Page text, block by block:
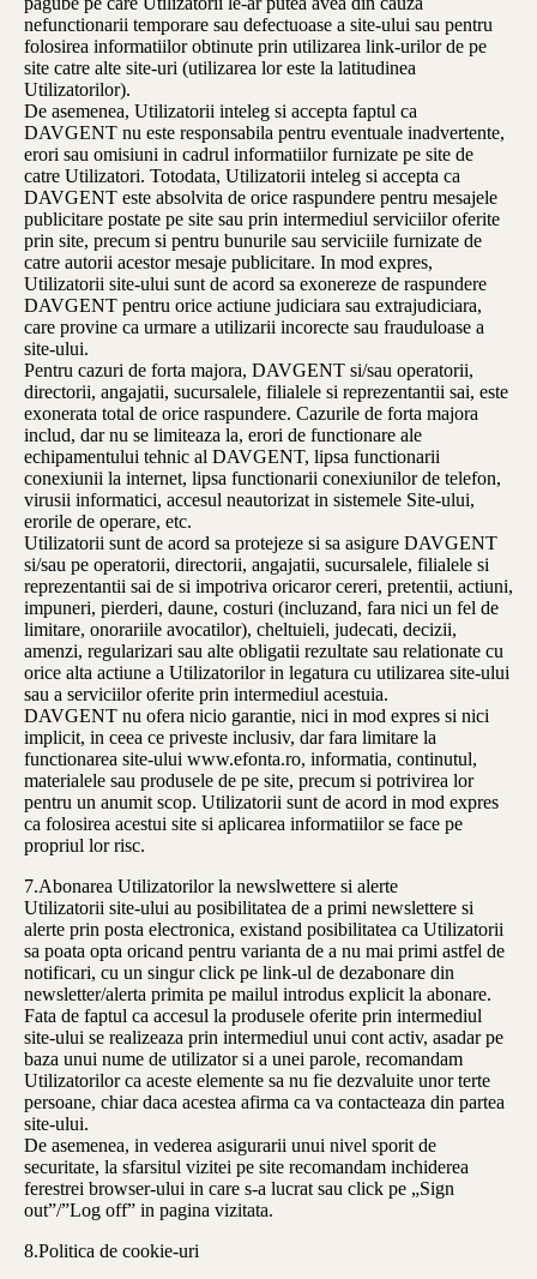
nefunctionarii temporare sau defectuoase a site-ului sau pentru
folosirea informatiilor obtinute prin utilizarea link-urilor de pe
site catre alte site-uri (utilizarea lor este la latitudinea
Utilizatorilor).
De asemenea, Utilizatorii inteleg si accepta faptul ca
DAVGENT nu este responsabila pentru eventuale inadvertente,
erori sau omisiuni in cadrul informatiilor furnizate pe site de
catre Utilizatori. Totodata, Utilizatorii inteleg si accepta ca
DAVGENT este absolvita de orice raspundere pentru mesajele
publicitare postate pe site sau prin intermediul serviciilor oferite
prin site, precum si pentru bunurile sau serviciile furnizate de
catre autorii acestor mesaje publicitare. In mod expres,
Utilizatorii site-ului sunt de acord sa exonereze de raspundere
DAVGENT pentru orice actiune judiciara sau extrajudiciara,
care provine ca urmare a utilizarii incorecte sau frauduloase a
site-ului.
Pentru cazuri de forta majora, DAVGENT si/sau operatorii,
directorii, angajatii, sucursalele, filialele si reprezentantii sai, este
exonerata total de orice raspundere. Cazurile de forta majora
includ, dar nu se limiteaza la, erori de functionare ale
echipamentului tehnic al DAVGENT, lipsa functionarii
conexiunii la internet, lipsa functionarii conexiunilor de telefon,
virusii informatici, accesul neautorizat in sistemele Site-ului,
erorile de operare, etc.
Utilizatorii sunt de acord sa protejeze si sa asigure DAVGENT
si/sau pe operatorii, directorii, angajatii, sucursalele, filialele si
reprezentantii sai de si impotriva oricaror cereri, pretentii, actiuni,
impuneri, pierderi, daune, costuri (incluzand, fara nici un fel de
limitare, onorariile avocatilor), cheltuieli, judecati, decizii,
amenzi, regularizari sau alte obligatii rezultate sau relationate cu
orice alta actiune a Utilizatorilor in legatura cu utilizarea site-ului
sau a serviciilor oferite prin intermediul acestuia.
DAVGENT nu ofera nicio garantie, nici in mod expres si nici
implicit, in ceea ce priveste inclusiv, dar fara limitare la
functionarea site-ului www.efonta.ro, informatia, continutul,
materialele sau produsele de pe site, precum si potrivirea lor
pentru un anumit scop. Utilizatorii sunt de acord in mod expres
ca folosirea acestui site si aplicarea informatiilor se face pe
propriul lor risc.
7.Abonarea Utilizatorilor la newslwettere si alerte
Utilizatorii site-ului au posibilitatea de a primi newslettere si
alerte prin posta electronica, existand posibilitatea ca Utilizatorii
sa poata opta oricand pentru varianta de a nu mai primi astfel de
notificari, cu un singur click pe link-ul de dezabonare din
newsletter/alerta primita pe mailul introdus explicit la abonare.
Fata de faptul ca accesul la produsele oferite prin intermediul
site-ului se realizeaza prin intermediul unui cont activ, asadar pe
baza unui nume de utilizator si a unei parole, recomandam
Utilizatorilor ca aceste elemente sa nu fie dezvaluite unor terte
persoane, chiar daca acestea afirma ca va contacteaza din partea
site-ului.
De asemenea, in vederea asigurarii unui nivel sporit de
securitate, la sfarsitul vizitei pe site recomandam inchiderea
ferestrei browser-ului in care s-a lucrat sau click pe „Sign
out”/”Log off” in pagina vizitata.
8.Politica de cookie-uri